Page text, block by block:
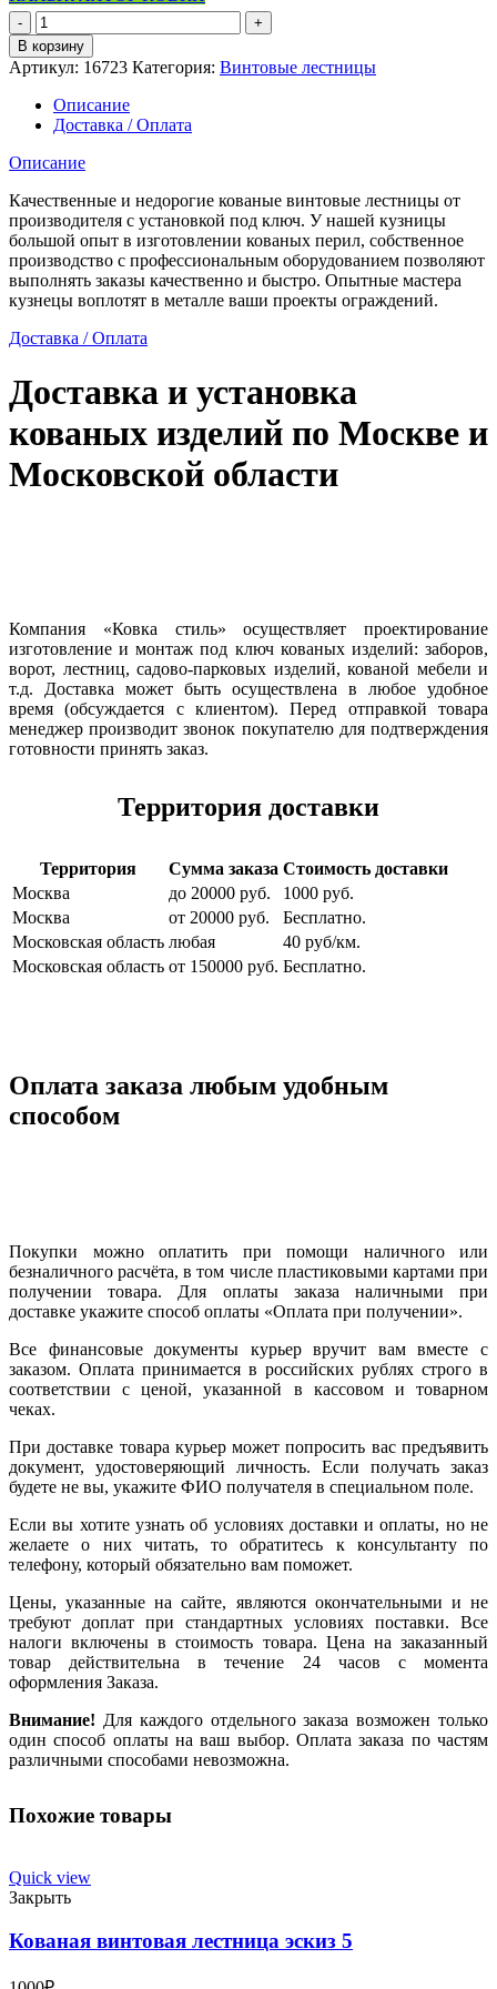
Количество
товара
Кованая
винтовая
лестница
в
необычном
стиле
В корзину
Артикул: 16723 Категория: Винтовые лестницы
Описание
Доставка / Оплата
Описание
Качественные и недорогие кованые винтовые лестницы от
производителя с установкой под ключ. У нашей кузницы
большой опыт в изготовлении кованых перил, собственное
производство с профессиональным оборудованием позволяют
выполнять заказы качественно и быстро. Опытные мастера
кузнецы воплотят в металле ваши проекты ограждений.
Доставка / Оплата
Доставка и установка
кованых изделий по Москве и
Московской области
Компания «Ковка стиль» осуществляет проектирование
изготовление и монтаж под ключ кованых изделий: заборов,
ворот, лестниц, садово-парковых изделий, кованой мебели и
т.д. Доставка может быть осуществлена в любое удобное
время (обсуждается с клиентом). Перед отправкой товара
менеджер производит звонок покупателю для подтверждения
готовности принять заказ.
Территория доставки
Территория Сумма заказа Стоимость доставки
Москва
до 20000 руб.
1000 руб.
Москва
от 20000 руб.
Бесплатно.
Московская область любая
40 руб/км.
Московская область от 150000 руб. Бесплатно.
Оплата заказа любым удобным
способом
Покупки можно оплатить при помощи наличного или
безналичного расчёта, в том числе пластиковыми картами при
получении товара. Для оплаты заказа наличными при
доставке укажите способ оплаты «Оплата при получении».
Все финансовые документы курьер вручит вам вместе с
заказом. Оплата принимается в российских рублях строго в
соответствии с ценой, указанной в кассовом и товарном
чеках.
При доставке товара курьер может попросить вас предъявить
документ, удостоверяющий личность. Если получать заказ
будете не вы, укажите ФИО получателя в специальном поле.
Если вы хотите узнать об условиях доставки и оплаты, но не
желаете о них читать, то обратитесь к консультанту по
телефону, который обязательно вам поможет.
Цены, указанные на сайте, являются окончательными и не
требуют доплат при стандартных условиях поставки. Все
налоги включены в стоимость товара. Цена на заказанный
товар действительна в течение 24 часов с момента
оформления Заказа.
Внимание! Для каждого отдельного заказа возможен только
один способ оплаты на ваш выбор. Оплата заказа по частям
различными способами невозможна.
Похожие товары
Quick view
Закрыть
Кованая винтовая лестница эскиз 5